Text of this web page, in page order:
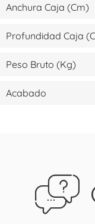
Anchura Caja (cm)
Profundidad Caja
Peso Bruto (kg)
Acabado